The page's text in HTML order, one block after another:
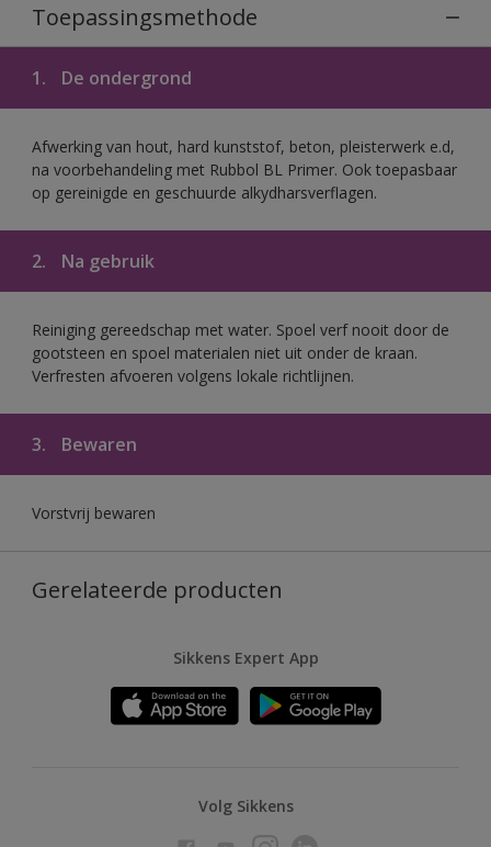
Toepassingsmethode
1. De ondergrond
Afwerking van hout, hard kunststof, beton, pleisterwerk e.d,
na voorbehandeling met Rubbol BL Primer. Ook toepasbaar
op gereinigde en geschuurde alkydharsverflagen.
2. Na gebruik
Reiniging gereedschap met water. Spoel verf nooit door de
gootsteen en spoel materialen niet uit onder de kraan.
Verfresten afvoeren volgens lokale richtlijnen.
3. Bewaren
Vorstvrij bewaren
Gerelateerde producten
Sikkens Expert App
Volg Sikkens